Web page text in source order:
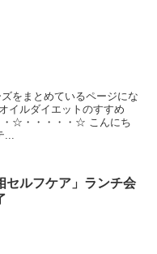
をまとめているページにな
イエットのすすめ
☆・・・・・☆ こんにち
セルフケア」ランチ会